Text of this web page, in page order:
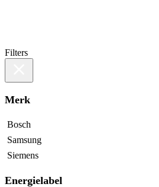
Filters
Merk
Bosch
Samsung
Siemens
Energielabel